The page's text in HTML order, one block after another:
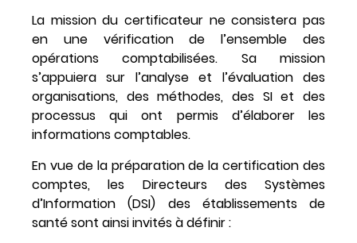
La mission du certificateur ne consistera pas
en une vérification de l’ensemble des
opérations comptabilisées. Sa mission
s’appuiera sur l’analyse et l’évaluation des
organisations, des méthodes, des SI et des
processus qui ont permis d’élaborer les
informations comptables.
En vue de la préparation de la certification des
comptes, les Directeurs des Systèmes
d’Information (DSI) des établissements de
santé sont ainsi invités à définir :